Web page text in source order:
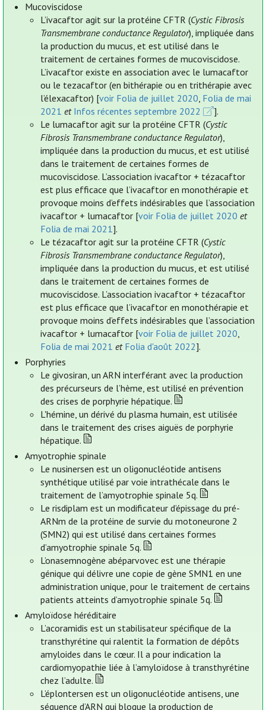
Mucoviscidose
L’ivacaftor agit sur la protéine CFTR (Cystic Fibrosis
Transmembrane conductance Regulator), impliquée dans
la production du mucus, et est utilisé dans le
traitement de certaines formes de mucoviscidose.
L’ivacaftor existe en association avec le lumacaftor
ou le tezacaftor (en bithérapie ou en trithérapie avec
l’élexacaftor) [voir Folia de juillet 2020, Folia de mai
2021 et Infos récentes septembre 2022
].
Le lumacaftor agit sur la protéine CFTR (Cystic
Fibrosis Transmembrane conductance Regulator),
impliquée dans la production du mucus, et est utilisé
dans le traitement de certaines formes de
mucoviscidose. L’association ivacaftor + tézacaftor
est plus efficace que l’ivacaftor en monothérapie et
provoque moins d’effets indésirables que l’association
ivacaftor + lumacaftor [voir Folia de juillet 2020 et
Folia de mai 2021].
Le tézacaftor agit sur la protéine CFTR (Cystic
Fibrosis Transmembrane conductance Regulator),
impliquée dans la production du mucus, et est utilisé
dans le traitement de certaines formes de
mucoviscidose. L’association ivacaftor + tézacaftor
est plus efficace que l’ivacaftor en monothérapie et
provoque moins d’effets indésirables que l’association
ivacaftor + lumacaftor [voir Folia de juillet 2020,
Folia de mai 2021 et Folia d'août 2022].
Porphyries
Le givosiran, un ARN interférant avec la production
des précurseurs de l’hème, est utilisé en prévention
des crises de porphyrie hépatique.
L'hémine, un dérivé du plasma humain, est utilisée
dans le traitement des crises aiguës de porphyrie
hépatique.
Amyotrophie spinale
Le nusinersen est un oligonucléotide antisens
synthétique utilisé par voie intrathécale dans le
traitement de l’amyotrophie spinale 5q.
Le risdiplam est un modificateur d’épissage du pré-
ARNm de la protéine de survie du motoneurone 2
(SMN2) qui est utilisé dans certaines formes
d’amyotrophie spinale 5q.
L’onasemnogène abéparvovec est une thérapie
génique qui délivre une copie de gène SMN1 en une
administration unique, pour le traitement de certains
patients atteints d’amyotrophie spinale 5q.
Amyloïdose héréditaire
L’acoramidis est un stabilisateur spécifique de la
transthyrétine qui ralentit la formation de dépôts
amyloides dans le cœur. Il a pour indication la
cardiomyopathie liée à l’amyloïdose à transthyrétine
chez l’adulte.
L’éplontersen est un oligonucléotide antisens, une
séquence d’ARN qui bloque la production de